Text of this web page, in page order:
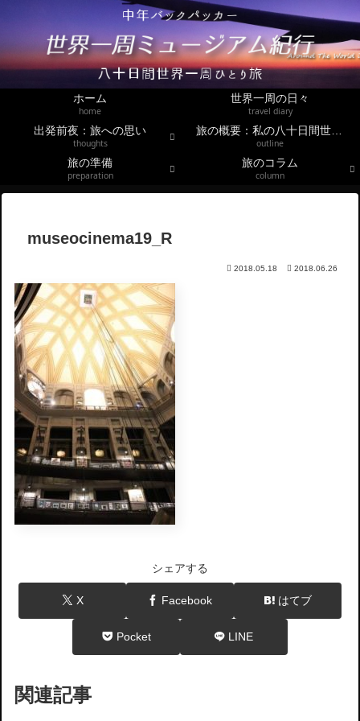
ホーム
home
世界一周の日々
travel diary
出発前夜：旅への思い
thoughts
旅の概要：私の八十日間世界一周
outline
旅の準備
preparation
旅のコラム
column
museocinema19_R
2018.05.18 2018.06.26
シェアする
X Facebook はてブ
Pocket LINE
関連記事